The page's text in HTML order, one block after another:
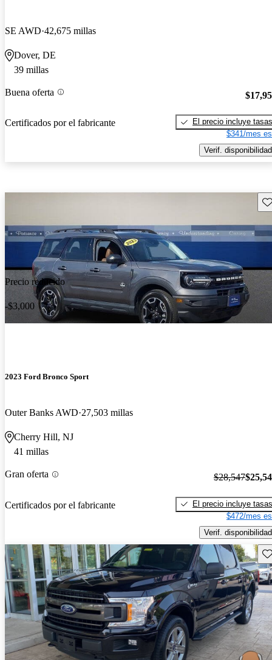
SE AWD 42,675 millas
Dover, DE
39 millas
Buena oferta
Certificados por el fabricante
El precio incluye tasas
$341/mes
Verif. disponibilidad
Precio reducido
-$3,000
2023 Ford Bronco Sport
Outer Banks AWD 27,503 millas
Cherry Hill, NJ
41 millas
Gran oferta
Certificados por el fabricante
$28,547
El precio incluye tasas
$472/mes
Verif. disponibilidad